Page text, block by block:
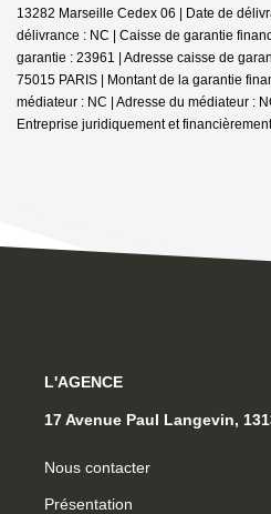
13282 Marseille Cedex 06 | Date de
délivrance : NC | Caisse de garantie
garantie : 23961 | Adresse caisse de
75015 PARIS | Montant de la garantie
médiateur : NC | Adresse du médiateur :
Entreprise juridiquement et
L'AGENCE
17 Avenue Paul Langevin,
Nous contacter
Présentation